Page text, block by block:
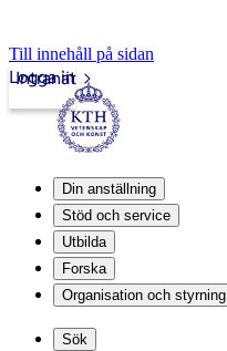
Till innehåll på sidan
Intranät
Logga in
Din anställning
Stöd och service
Utbilda
Forska
Organisation och styrning
Sök